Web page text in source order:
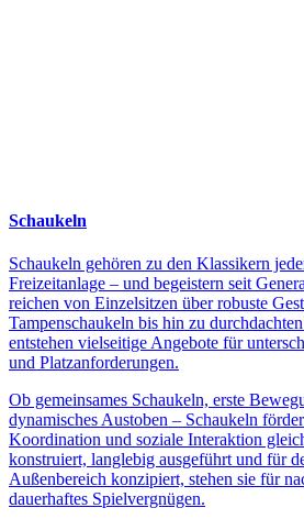
Schaukeln
Schaukeln gehören zu den Klassikern
Freizeitanlage – und begeistern seit
reichen von Einzelsitzen über robuste
Tampenschaukeln bis hin zu
entstehen vielseitige Angebote für
und Platzanforderungen.
Ob gemeinsames Schaukeln, erste
dynamisches Austoben – Schaukeln
Koordination und soziale Interaktion
konstruiert, langlebig ausgeführt und für
Außenbereich konzipiert, stehen sie für
dauerhaftes Spielvergnügen.